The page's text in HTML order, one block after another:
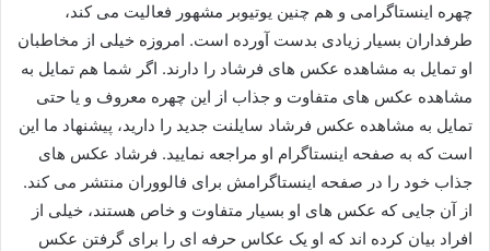
چهره اینستاگرامی و هم چنین یوتیوبر مشهور فعالیت می کند،
طرفداران بسیار زیادی بدست آورده است. امروزه خیلی از مخاطبان
او تمایل به مشاهده عکس های فرشاد را دارند. اگر شما هم تمایل به
مشاهده عکس های متفاوت و جذاب از این چهره معروف و یا حتی
تمایل به مشاهده عکس فرشاد سایلنت جدید را دارید، پیشنهاد ما این
است که به صفحه اینستاگرام او مراجعه نمایید. فرشاد عکس های
جذاب خود را در صفحه اینستاگرامش برای فالووران منتشر می‌ کند.
از آن جایی که عکس های او بسیار متفاوت و خاص هستند، خیلی از
افراد بیان کرده اند که او یک عکاس حرفه‌ ای را برای گرفتن عکس‌